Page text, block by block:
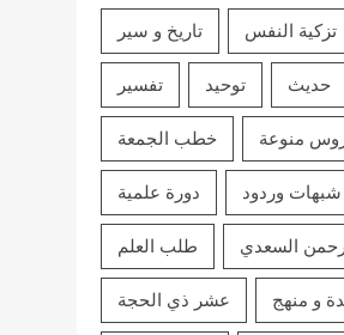
تاريخ و سير تزكية النفس
تفسير توحيد حديث
خطب الجمعة منوعة
دورة علمية شبهات وردود
طلب العلم السعدي
عشر ذي الحجة و منهج